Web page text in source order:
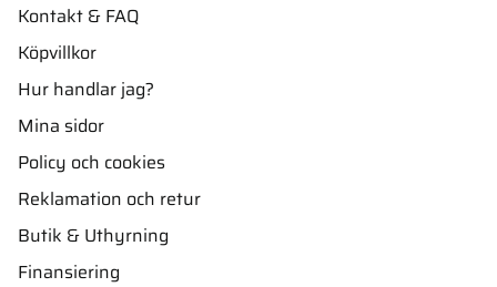
Kontakt & FAQ
Köpvillkor
Hur handlar jag?
Mina sidor
Policy och cookies
Reklamation och retur
Butik & Uthyrning
Finansiering